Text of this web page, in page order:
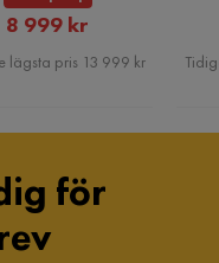
Rabatterat
Pris
8 999 kr
lägsta pris 13 999 kr
för